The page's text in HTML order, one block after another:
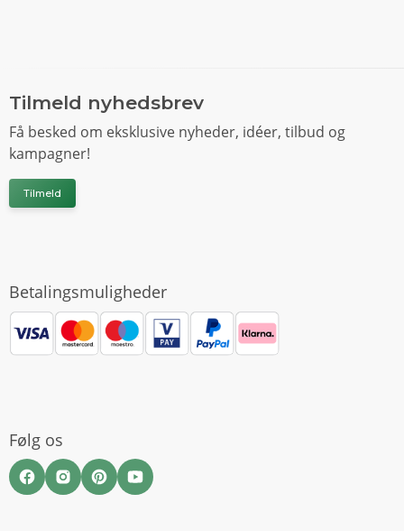
Tilmeld nyhedsbrev
Få besked om eksklusive nyheder, idéer, tilbud og
kampagner!
Tilmeld
Betalingsmuligheder
Følg os